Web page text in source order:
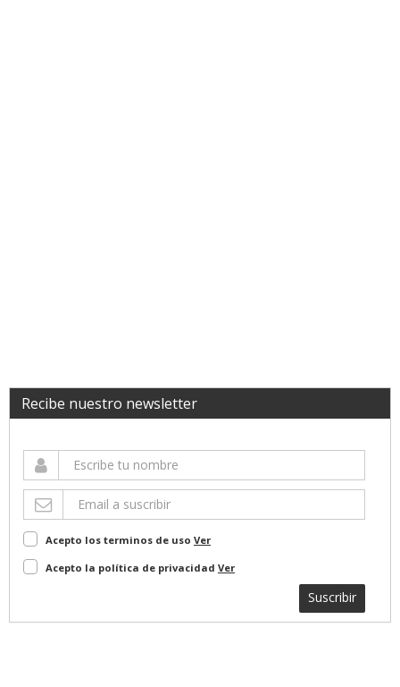
Recibe nuestro newsletter
Acepto los terminos de uso Ver
Acepto la política de privacidad Ver
Suscribir